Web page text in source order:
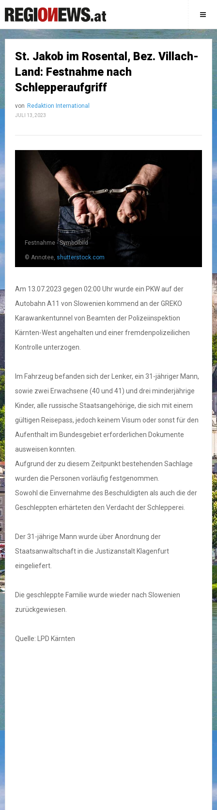
St. Jakob im Rosental, Bez. Villach-
Land: Festnahme nach
Schlepperaufgriff
von Redaktion International
JULI 13, 2023
Festnahme - Symbolbild
© Annotee, shutterstock.com
Am 13.07.2023 gegen 02:00 Uhr wurde ein PKW auf der
Autobahn A11 von Slowenien kommend an der GREKO
Karawankentunnel von Beamten der Polizeiinspektion
Kärnten-West angehalten und einer fremdenpolizeilichen
Kontrolle unterzogen.
Im Fahrzeug befanden sich der Lenker, ein 31-jähriger Mann,
sowie zwei Erwachsene (40 und 41) und drei minderjährige
Kinder, alle russische Staatsangehörige, die sich mit einem
gültigen Reisepass, jedoch keinem Visum oder sonst für den
Aufenthalt im Bundesgebiet erforderlichen Dokumente
ausweisen konnten.
Aufgrund der zu diesem Zeitpunkt bestehenden Sachlage
wurden die Personen vorläufig festgenommen.
Sowohl die Einvernahme des Beschuldigten als auch die der
Geschleppten erhärteten den Verdacht der Schlepperei.
Der 31-jährige Mann wurde über Anordnung der
Staatsanwaltschaft in die Justizanstalt Klagenfurt
eingeliefert.
Die geschleppte Familie wurde wieder nach Slowenien
zurückgewiesen.
Quelle: LPD Kärnten